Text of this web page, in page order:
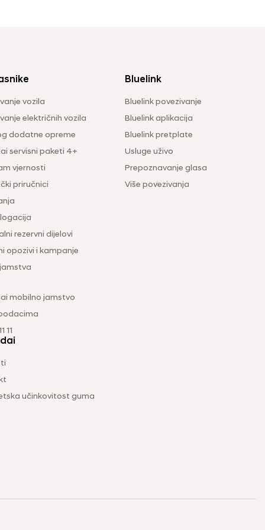
vozila
električnih vozila
dodatne opreme
servisni paketi 4+
vjernosti
priručnici
rezervni dijelovi
opozivi i kampanje
mobilno jamstvo
11
Bluelink
Bluelink povezivanje
Bluelink aplikacija
Bluelink pretplate
Usluge uživo
Prepoznavanje glasa
Više povezivanja
učinkovitost guma